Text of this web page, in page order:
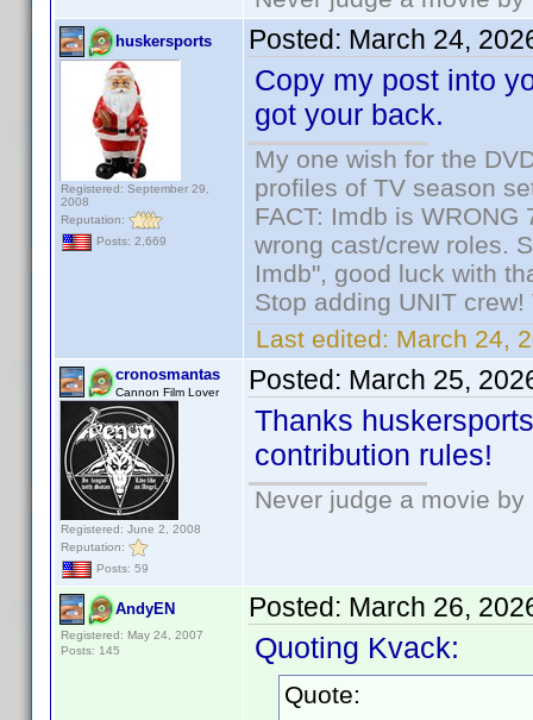
huskersports
Registered: September 29,
2008
Reputation:
Posts: 2,669
Posted: March 24,
Copy my post into
got your back.
My one wish for the
profiles of TV season
FACT: Imdb is
wrong cast/crew roles.
Imdb", good luck with
Stop adding UNIT
Last edited: March 24,
cronosmantas
Cannon Film Lover
Registered: June 2, 2008
Reputation:
Posts: 59
Posted: March 25,
Thanks
contribution rules!
Never judge a movie
AndyEN
Registered: May 24, 2007
Posts: 145
Posted: March 26,
Quoting Kvack:
Quote: